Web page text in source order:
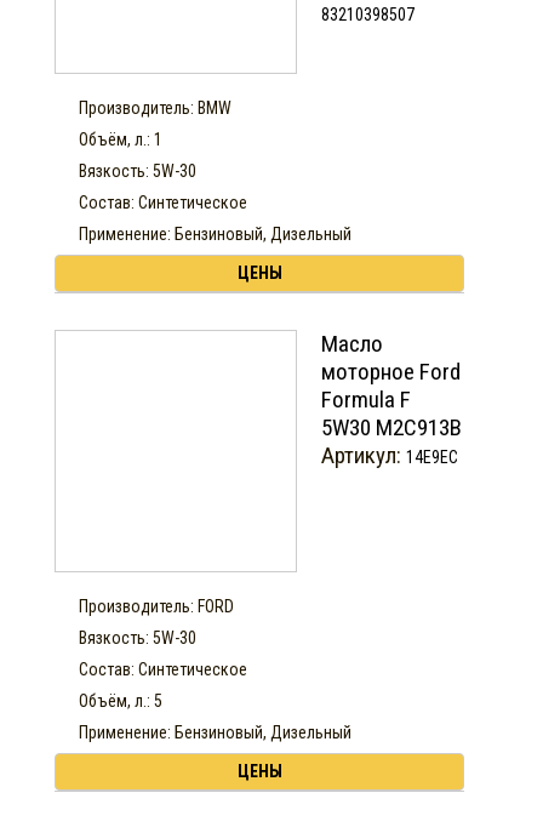
83210398507
Производитель: BMW
Объём, л.: 1
Вязкость: 5W-30
Состав: Синтетическое
Применение: Бензиновый, Дизельный
ЦЕНЫ
Масло
моторное Ford
Formula F
5W30 М2С913В
Артикул: 14E9EC
Производитель: FORD
Вязкость: 5W-30
Состав: Синтетическое
Объём, л.: 5
Применение: Бензиновый, Дизельный
ЦЕНЫ